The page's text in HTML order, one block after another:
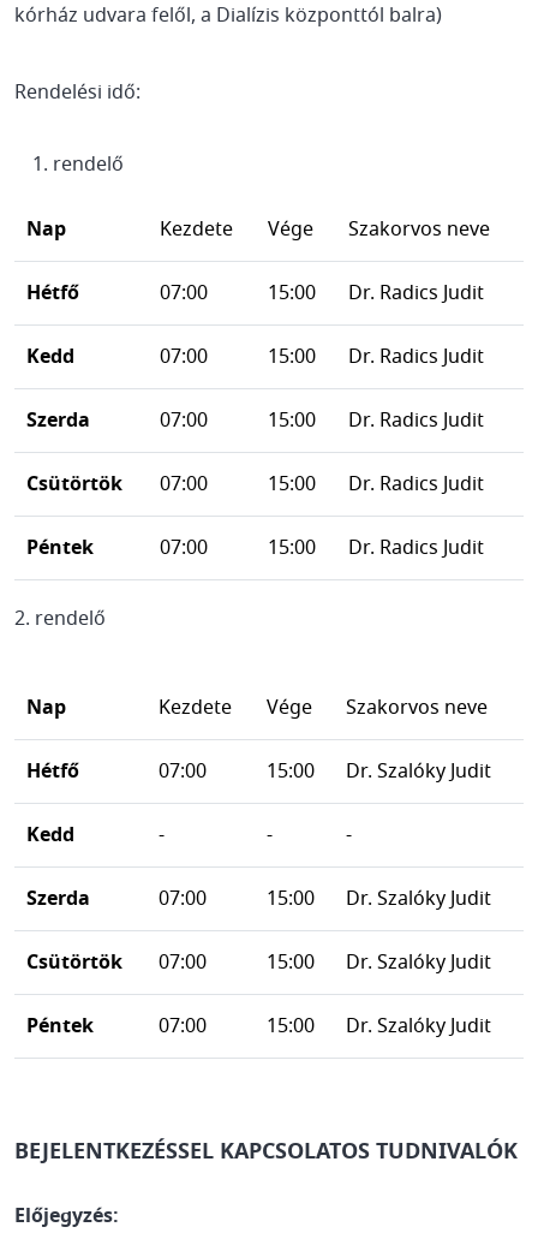
kórház udvara felől, a Dialízis központtól balra)
Rendelési idő:
rendelő
Nap Kezdete Vége Szakorvos neve
Hétfő 07:00 15:00 Dr. Radics Judit
Kedd 07:00 15:00 Dr. Radics Judit
Szerda 07:00 15:00 Dr. Radics Judit
Csütörtök 07:00 15:00 Dr. Radics Judit
Péntek 07:00 15:00 Dr. Radics Judit
2. rendelő
Nap Kezdete Vége Szakorvos neve
Hétfő 07:00 15:00 Dr. Szalóky Judit
Kedd - - -
Szerda 07:00 15:00 Dr. Szalóky Judit
Csütörtök 07:00 15:00 Dr. Szalóky Judit
Péntek 07:00 15:00 Dr. Szalóky Judit
BEJELENTKEZÉSSEL KAPCSOLATOS TUDNIVALÓK
Előjegyzés: